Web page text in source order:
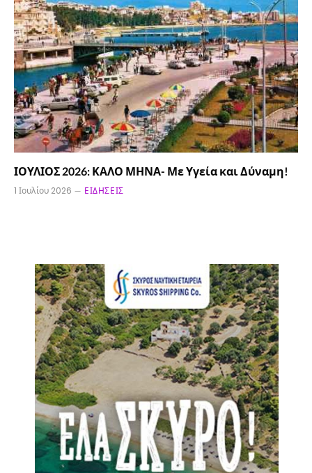
ΙΟΥΛΙΟΣ 2026: ΚΑΛΟ ΜΗΝΑ- Με Υγεία και Δύναμη!
1 Ιουλίου 2026 ΕΙΔΉΣΕΙΣ